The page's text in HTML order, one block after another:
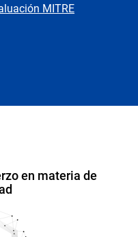
MITRE
en materia de